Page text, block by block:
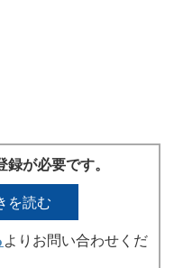
が必要です。
を読む
よりお問い合わせくだ